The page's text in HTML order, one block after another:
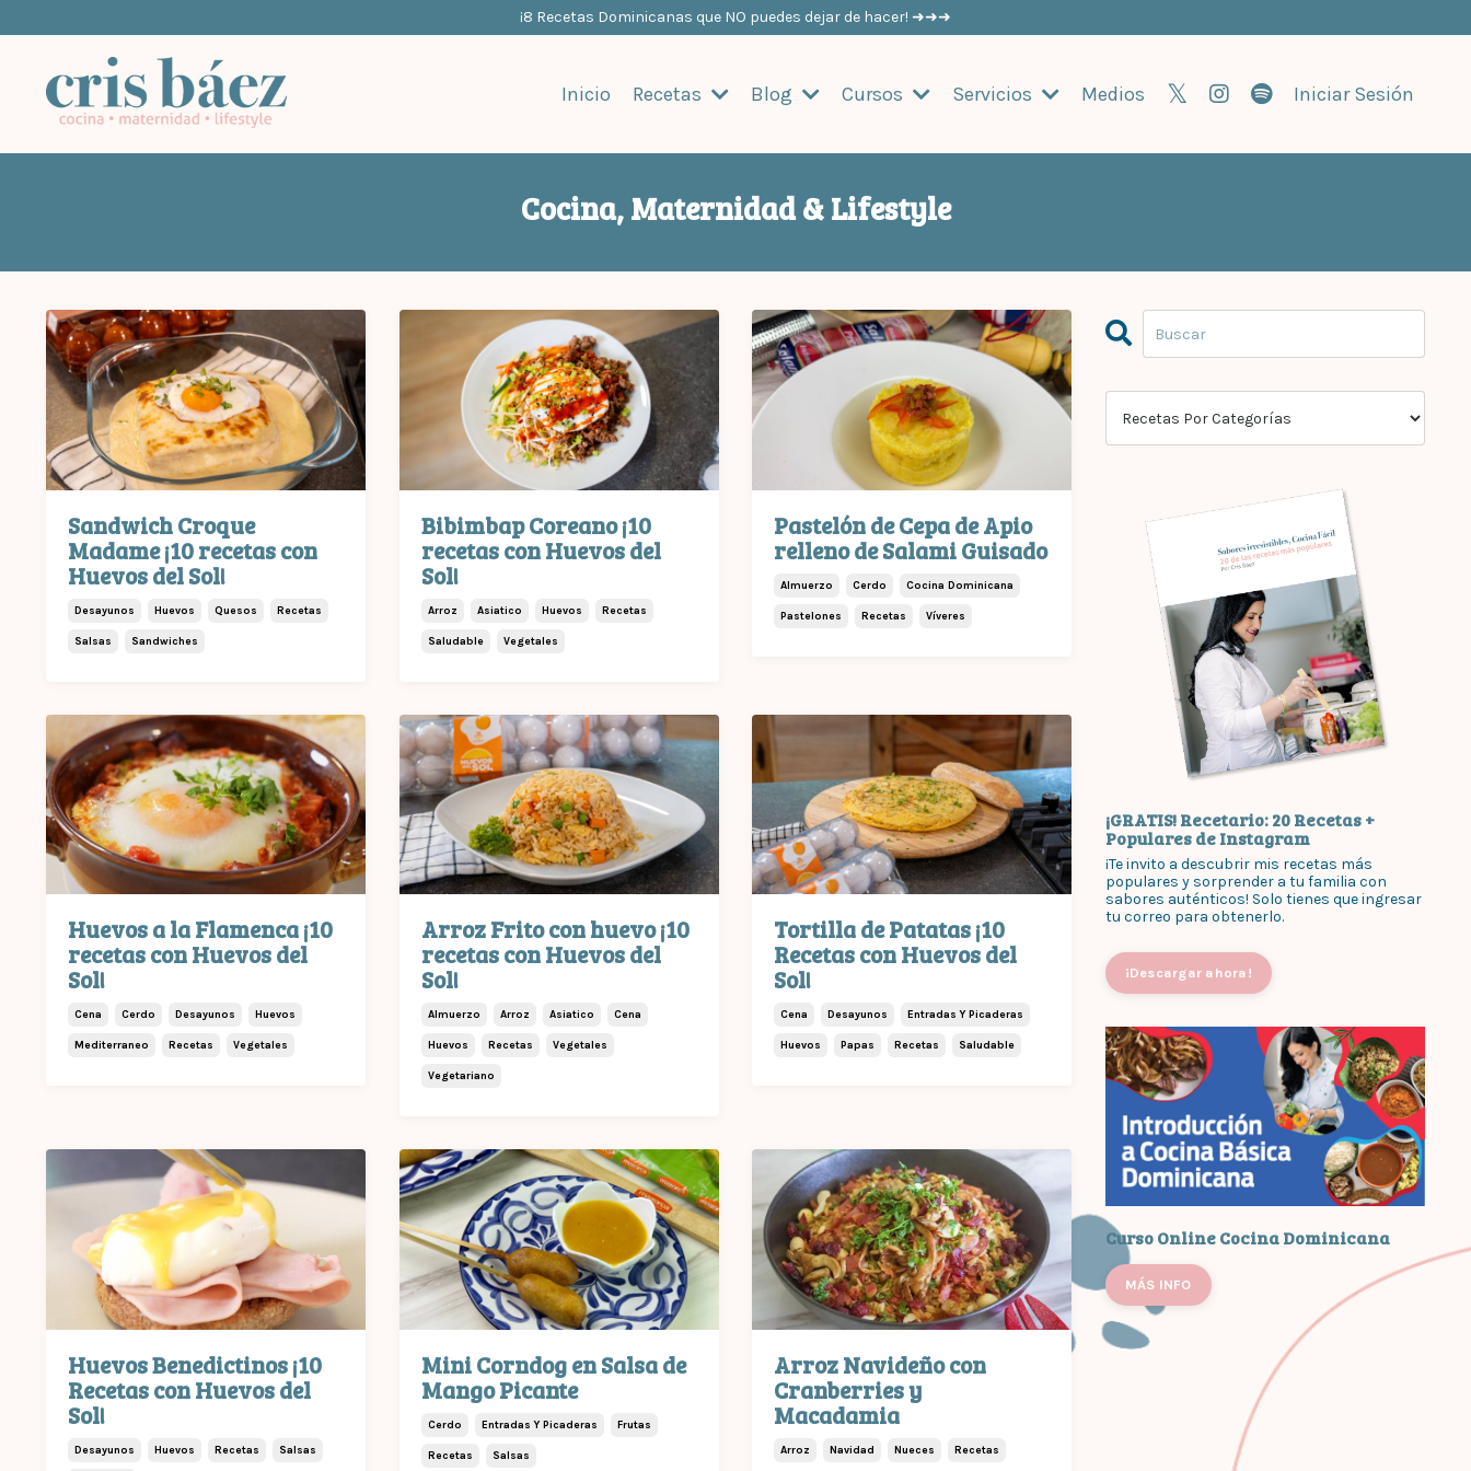
¡8 Recetas Dominicanas que NO puedes dejar de hacer! ➜➜➜
Inicio Recetas Blog Cursos Servicios Medios Iniciar Sesión
Cocina, Maternidad & Lifestyle
Sandwich Croque
Madame ¡10 recetas con
Huevos del Sol!
Desayunos Huevos Quesos Recetas
Salsas Sandwiches
Bibimbap Coreano ¡10
recetas con Huevos del
Sol!
Arroz Asiatico Huevos Recetas
Saludable Vegetales
Pastelón de Cepa de Apio
relleno de Salami Guisado
Almuerzo Cerdo Cocina Dominicana
Pastelones Recetas Víveres
Huevos a la Flamenca ¡10
recetas con Huevos del
Sol!
Cena Cerdo Desayunos Huevos
Mediterraneo Recetas Vegetales
Arroz Frito con huevo ¡10
recetas con Huevos del
Sol!
Almuerzo Arroz Asiatico Cena
Huevos Recetas Vegetales
Vegetariano
Tortilla de Patatas ¡10
Recetas con Huevos del
Sol!
Cena Desayunos Entradas Y Picaderas
Huevos Papas Recetas Saludable
Huevos Benedictinos ¡10
Recetas con Huevos del
Sol!
Desayunos Huevos Recetas Salsas
Mini Corndog en Salsa de
Mango Picante
Cerdo Entradas Y Picaderas Frutas
Recetas Salsas
Arroz Navideño con
Cranberries y
Macadamia
Arroz Navidad Nueces Recetas
¡GRATIS! Recetario: 20 Recetas +
Populares de Instagram
¡Te invito a descubrir mis recetas más
populares y sorprender a tu familia con
sabores auténticos! Solo tienes que ingresar
tu correo para obtenerlo.
¡Descargar ahora!
Curso Online Cocina Dominicana
MÁS INFO